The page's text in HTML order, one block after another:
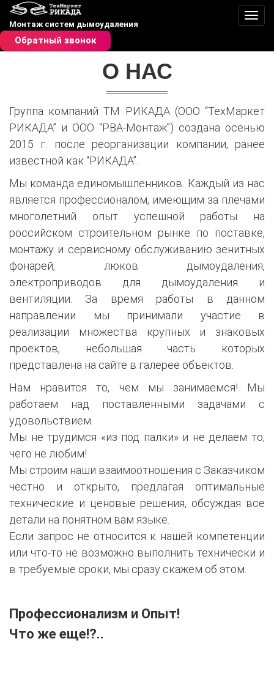
Монтаж систем дымоудаления
Обратный звонок
О НАС
Группа компаний ТМ РИКАДА (ООО “ТехМаркет
РИКАДА” и ООО “РВА-Монтаж”) создана осенью
2015 г. после реорганизации компании, ранее
известной как “РИКАДА”.
Мы команда единомышленников. Каждый из нас
является профессионалом, имеющим за плечами
многолетний опыт успешной работы на
российском строительном рынке по поставке,
монтажу и сервисному обслуживанию зенитных
фонарей, люков дымоудаления,
электроприводов для дымоудаления и
вентиляции. За время работы в данном
направлении мы принимали участие в
реализации множества крупных и знаковых
проектов, небольшая часть которых
представлена на сайте в галерее объектов.
Нам нравится то, чем мы занимаемся! Мы
работаем над поставленными задачами с
удовольствием.
Мы не трудимся «из под палки» и не делаем то,
чего не любим!
Мы строим наши взаимоотношения с Заказчиком
честно и открыто, предлагая оптимальные
технические и ценовые решения, обсуждая все
детали на понятном вам языке.
Если запрос не относится к нашей компетенции
или что-то не возможно выполнить технически и
в требуемые сроки, мы сразу скажем об этом.
Профессионализм и Опыт!
Что же еще!?..